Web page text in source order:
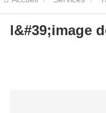
l'image de marque
l&#39;image